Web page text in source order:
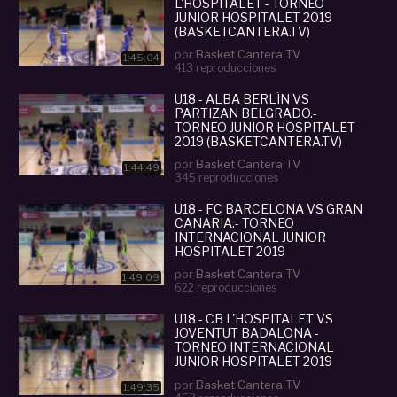
1:45:04
JUNIOR HOSPITALET 2019
(BASKETCANTERA.TV)
por Basket Cantera TV
413 reproducciones
1:44:49
U18 - ALBA BERLÍN VS
PARTIZAN BELGRADO.-
TORNEO JUNIOR HOSPITALET
2019 (BASKETCANTERA.TV)
por Basket Cantera TV
345 reproducciones
1:49:09
U18 - FC BARCELONA VS GRAN
CANARIA.- TORNEO
INTERNACIONAL JUNIOR
HOSPITALET 2019
por Basket Cantera TV
622 reproducciones
1:49:35
U18 - CB L'HOSPITALET VS
JOVENTUT BADALONA -
TORNEO INTERNACIONAL
JUNIOR HOSPITALET 2019
por Basket Cantera TV